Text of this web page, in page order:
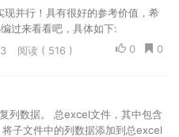
并行！具有很好的参考价值，希
过来看看吧，具体如下:
0
0
阅读 ( 516 )
列数据。 总excel文件，其中包含
子文件中的列数据添加到总excel